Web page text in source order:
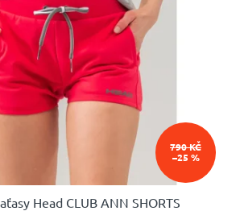
790 KČ
–25 %
Head CLUB ANN SHORTS